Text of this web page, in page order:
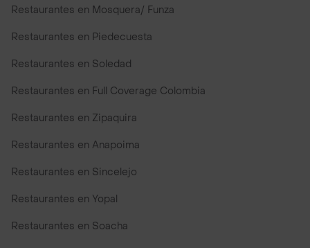
Restaurantes en Mosquera/ Funza
Restaurantes en Piedecuesta
Restaurantes en Soledad
Restaurantes en Full Coverage Colombia
Restaurantes en Zipaquira
Restaurantes en Anapoima
Restaurantes en Sincelejo
Restaurantes en Yopal
Restaurantes en Soacha